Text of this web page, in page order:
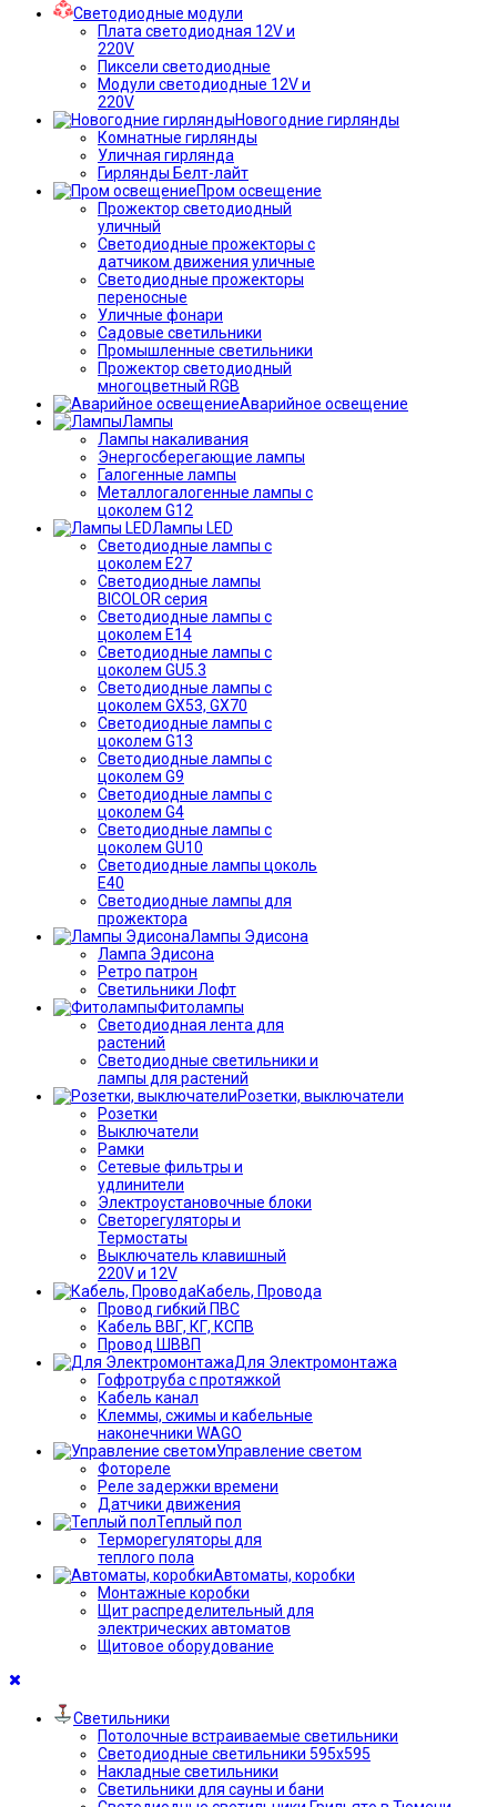
Светодиодные модули
Плата светодиодная 12V и
220V
Пиксели светодиодные
Модули светодиодные 12V и
220V
Новогодние гирлянды
Комнатные гирлянды
Уличная гирлянда
Гирлянды Белт-лайт
Пром освещение
Прожектор светодиодный
уличный
Светодиодные прожекторы с
датчиком движения уличные
Светодиодные прожекторы
переносные
Уличные фонари
Садовые светильники
Промышленные светильники
Прожектор светодиодный
многоцветный RGB
Аварийное освещение
Лампы
Лампы накаливания
Энергосберегающие лампы
Галогенные лампы
Металлогалогенные лампы с
цоколем G12
Лампы LED
Светодиодные лампы с
цоколем E27
Светодиодные лампы
BICOLOR серия
Светодиодные лампы с
цоколем E14
Светодиодные лампы с
цоколем GU5.3
Светодиодные лампы с
цоколем GX53, GX70
Светодиодные лампы с
цоколем G13
Светодиодные лампы с
цоколем G9
Светодиодные лампы с
цоколем G4
Светодиодные лампы с
цоколем GU10
Светодиодные лампы цоколь
Е40
Светодиодные лампы для
прожектора
Лампы Эдисона
Лампа Эдисона
Ретро патрон
Светильники Лофт
Фитолампы
Светодиодная лента для
растений
Светодиодные светильники и
лампы для растений
Розетки, выключатели
Розетки
Выключатели
Рамки
Сетевые фильтры и
удлинители
Электроустановочные блоки
Светорегуляторы и
Термостаты
Выключатель клавишный
220V и 12V
Кабель, Провода
Провод гибкий ПВС
Кабель ВВГ, КГ, КСПВ
Провод ШВВП
Для Электромонтажа
Гофротруба с протяжкой
Кабель канал
Клеммы, сжимы и кабельные
наконечники WAGO
Управление светом
Фотореле
Реле задержки времени
Датчики движения
Теплый пол
Терморегуляторы для
теплого пола
Автоматы, коробки
Монтажные коробки
Щит распределительный для
электрических автоматов
Щитовое оборудование
Светильники
Потолочные встраиваемые светильники
Светодиодные светильники 595х595
Накладные светильники
Светильники для сауны и бани